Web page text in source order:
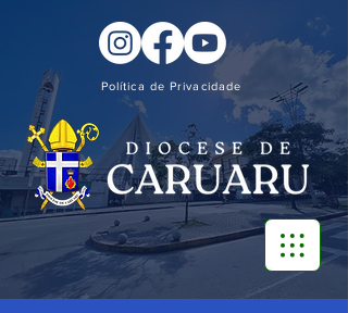
Política de Privacidade